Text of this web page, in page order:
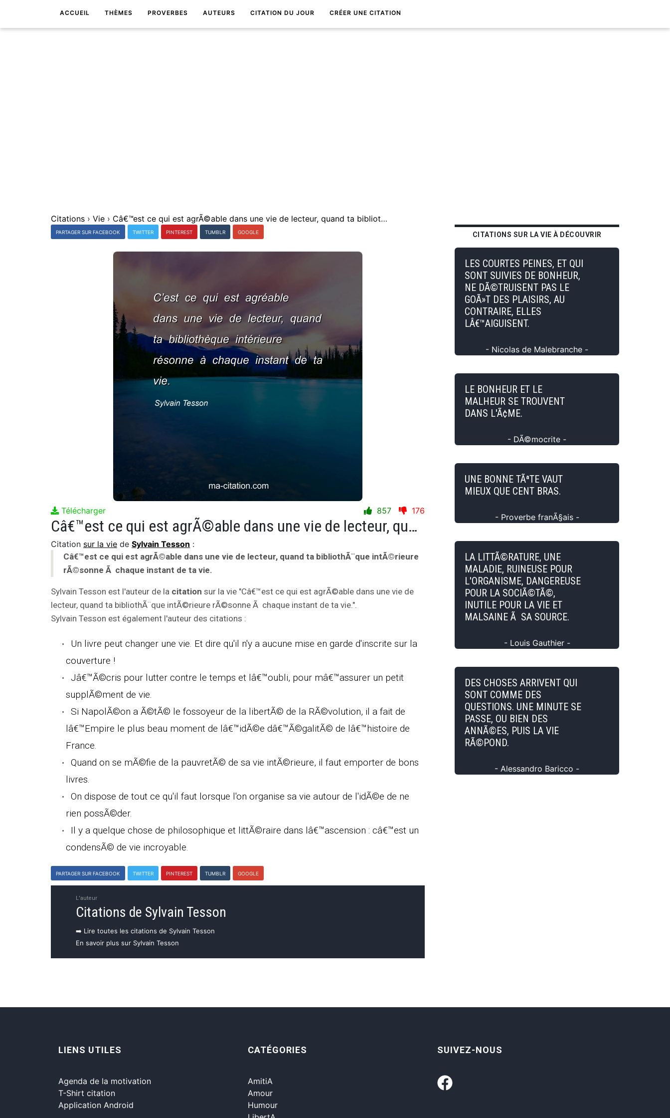
ACCUEIL THÈMES PROVERBES AUTEURS CITATION DU JOUR CRÉER UNE CITATION
Citations › Vie › Câ€™est ce qui est agrÃ©able dans une vie de lecteur, quand ta bibliothÃ¨que intÃ©rieure rÃ©sonne Ã chaque instant de ta vie.
PARTAGER SUR FACEBOOK TWITTER PINTEREST TUMBLR GOOGLE
Télécharger 857 176
Câ€™est ce qui est agrÃ©able dans une vie de lecteur, quand ta bibliothÃ¨que intÃ©rieure rÃ©sonne Ã chaque instant de ta vie.
Citation sur la vie de Sylvain Tesson :
Câ€™est ce qui est agrÃ©able dans une vie de lecteur, quand ta bibliothÃ¨que intÃ©rieure
rÃ©sonne Ã chaque instant de ta vie.
Sylvain Tesson est l'auteur de la citation sur la vie "Câ€™est ce qui est agrÃ©able dans une vie de
lecteur, quand ta bibliothÃ¨que intÃ©rieure rÃ©sonne Ã chaque instant de ta vie.".
Sylvain Tesson est également l'auteur des citations :
Un livre peut changer une vie. Et dire qu'il n'y a aucune mise en garde d'inscrite sur la
couverture !
Jâ€™Ã©cris pour lutter contre le temps et lâ€™oubli, pour mâ€™assurer un petit
supplÃ©ment de vie.
Si NapolÃ©on a Ã©tÃ© le fossoyeur de la libertÃ© de la RÃ©volution, il a fait de
lâ€™Empire le plus beau moment de lâ€™idÃ©e dâ€™Ã©galitÃ© de lâ€™histoire de
France.
Quand on se mÃ©fie de la pauvretÃ© de sa vie intÃ©rieure, il faut emporter de bons
livres.
On dispose de tout ce qu'il faut lorsque l'on organise sa vie autour de l'idÃ©e de ne
rien possÃ©der.
Il y a quelque chose de philosophique et littÃ©raire dans lâ€™ascension : câ€™est un
condensÃ© de vie incroyable.
PARTAGER SUR FACEBOOK TWITTER PINTEREST TUMBLR GOOGLE
L'auteur
Citations de Sylvain Tesson
➡️ Lire toutes les citations de Sylvain Tesson
En savoir plus sur Sylvain Tesson
CITATIONS SUR LA VIE À DÉCOUVRIR
LES COURTES PEINES, ET QUI
SONT SUIVIES DE BONHEUR,
NE DÃ©TRUISENT PAS LE
GOÃ»T DES PLAISIRS, AU
CONTRAIRE, ELLES
LÂ€™AIGUISENT.
- Nicolas de Malebranche -
LE BONHEUR ET LE
MALHEUR SE TROUVENT
DANS L'Ã¢ME.
- DÃ©mocrite -
UNE BONNE TÃªTE VAUT
MIEUX QUE CENT BRAS.
- Proverbe franÃ§ais -
LA LITTÃ©RATURE, UNE
MALADIE, RUINEUSE POUR
L'ORGANISME, DANGEREUSE
POUR LA SOCIÃ©TÃ©,
INUTILE POUR LA VIE ET
MALSAINE Ã SA SOURCE.
- Louis Gauthier -
DES CHOSES ARRIVENT QUI
SONT COMME DES
QUESTIONS. UNE MINUTE SE
PASSE, OU BIEN DES
ANNÃ©ES, PUIS LA VIE
RÃ©POND.
- Alessandro Baricco -
LIENS UTILES
Agenda de la motivation
T-Shirt citation
Application Android
CATÉGORIES
AmitiA
Amour
Humour
SUIVEZ-NOUS